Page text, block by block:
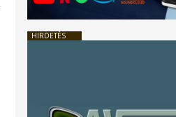
HIRDETÉS